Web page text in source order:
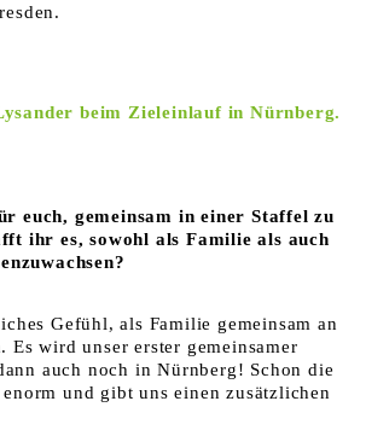
beim Zieleinlauf in Nürnberg.
euch, gemeinsam in einer Staffel zu
ihr es, sowohl als Familie als auch
Gefühl, als Familie gemeinsam an
Es wird unser erster gemeinsamer
auch noch in Nürnberg! Schon die
und gibt uns einen zusätzlichen